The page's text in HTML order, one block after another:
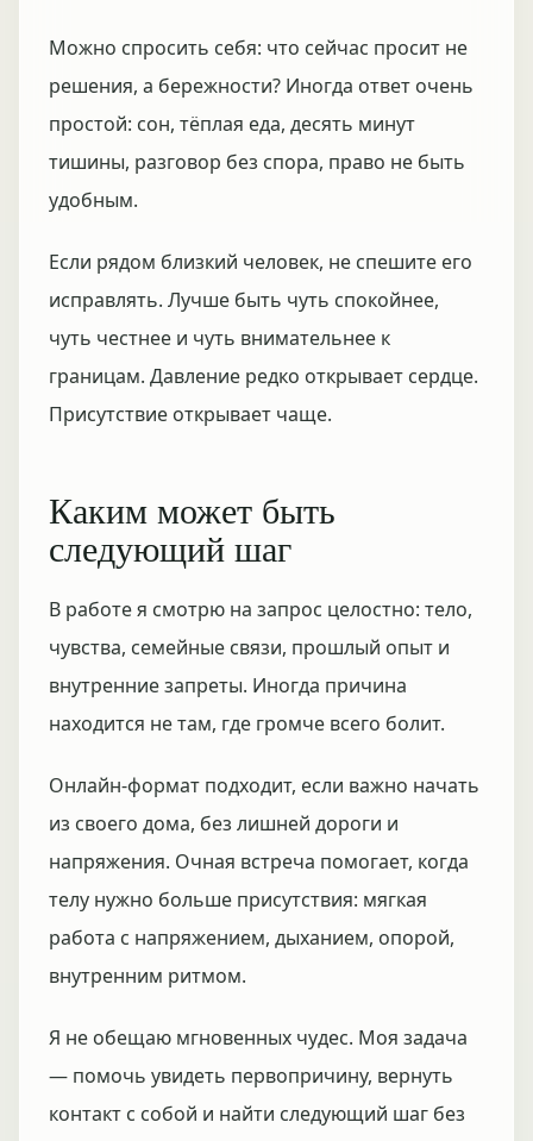
Можно спросить себя: что сейчас просит не
решения, а бережности? Иногда ответ очень
простой: сон, тёплая еда, десять минут
тишины, разговор без спора, право не быть
удобным.
Если рядом близкий человек, не спешите его
исправлять. Лучше быть чуть спокойнее,
чуть честнее и чуть внимательнее к
границам. Давление редко открывает сердце.
Присутствие открывает чаще.
Каким может быть
следующий шаг
В работе я смотрю на запрос целостно: тело,
чувства, семейные связи, прошлый опыт и
внутренние запреты. Иногда причина
находится не там, где громче всего болит.
Онлайн-формат подходит, если важно начать
из своего дома, без лишней дороги и
напряжения. Очная встреча помогает, когда
телу нужно больше присутствия: мягкая
работа с напряжением, дыханием, опорой,
внутренним ритмом.
Я не обещаю мгновенных чудес. Моя задача
— помочь увидеть первопричину, вернуть
контакт с собой и найти следующий шаг без